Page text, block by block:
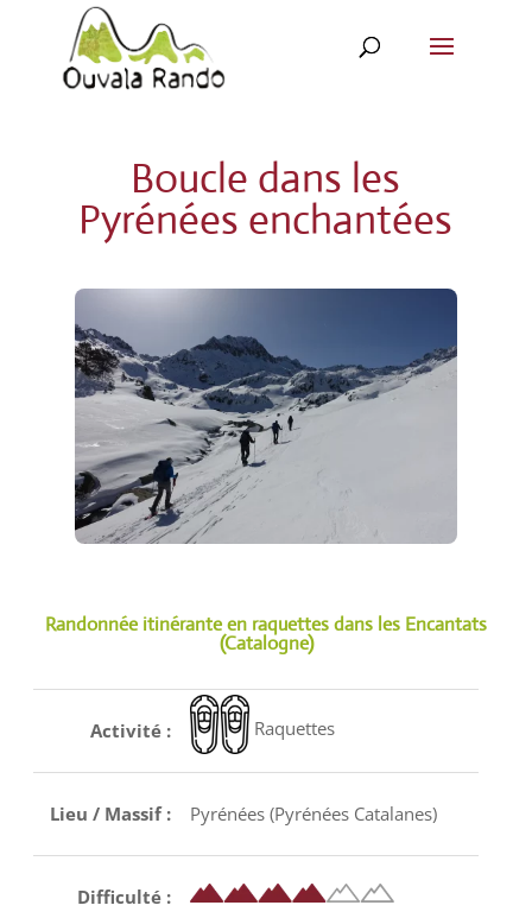
Boucle dans les
Pyrénées enchantées
Randonnée itinérante en raquettes dans les Encantats
(Catalogne)
Activité : Raquettes
Lieu / Massif : Pyrénées (Pyrénées Catalanes)
Difficulté :